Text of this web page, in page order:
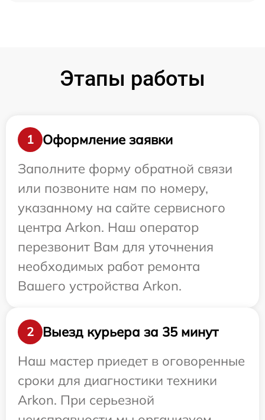
Этапы работы
1
Оформление заявки
Заполните форму обратной связи
или позвоните нам по номеру,
указанному на сайте сервисного
центра Arkon. Наш оператор
перезвонит Вам для уточнения
необходимых работ ремонта
Вашего устройства Arkon.
2
Выезд курьера за 35 минут
Наш мастер приедет в оговоренные
сроки для диагностики техники
Arkon. При серьезной